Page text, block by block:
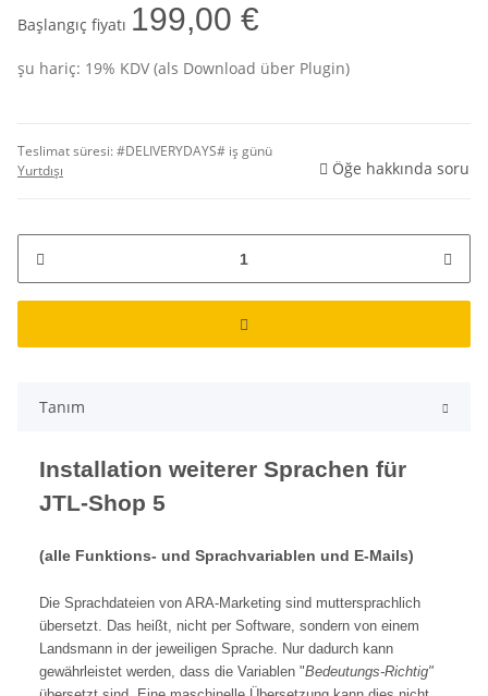
Başlangıç fiyatı 199,00 €
şu hariç: 19% KDV (als Download über Plugin)
Teslimat süresi:#DELIVERYDAYS# iş günü
Yurtdışı
Öğe hakkında soru
Tanım
Installation weiterer Sprachen für
JTL-Shop 5
(alle Funktions- und Sprachvariablen und E-Mails)
Die Sprachdateien von ARA-Marketing sind muttersprachlich
übersetzt. Das heißt, nicht per Software, sondern von einem
Landsmann in der jeweiligen Sprache. Nur dadurch kann
gewährleistet werden, dass die Variablen "Bedeutungs-Richtig"